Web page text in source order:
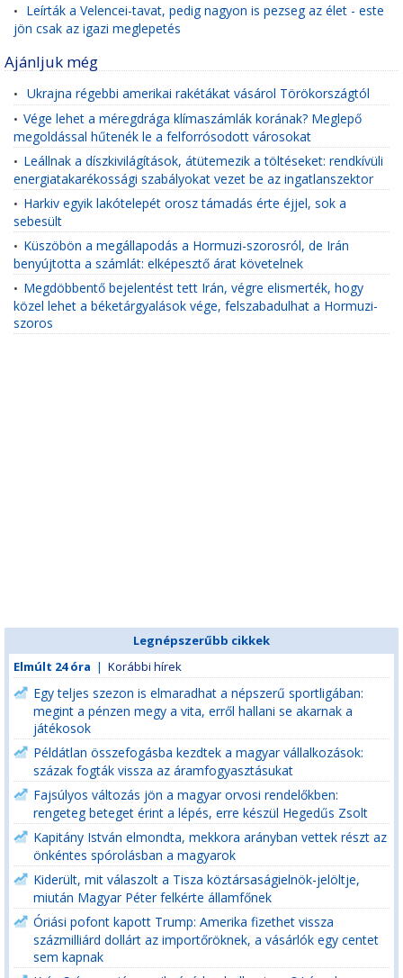
• Leírták a Velencei-tavat, pedig nagyon is pezseg az élet - este
jön csak az igazi meglepetés
Ajánljuk még
• Ukrajna régebbi amerikai rakétákat vásárol Törökországtól
• Vége lehet a méregdrága klímaszámlák korának? Meglepő
megoldással hűtenék le a felforrósodott városokat
• Leállnak a díszkivilágítások, átütemezik a töltéseket: rendkívüli
energiatakarékossági szabályokat vezet be az ingatlanszektor
• Harkiv egyik lakótelepét orosz támadás érte éjjel, sok a
sebesült
• Küszöbön a megállapodás a Hormuzi-szorosról, de Irán
benyújtotta a számlát: elképesztő árat követelnek
• Megdöbbentő bejelentést tett Irán, végre elismerték, hogy
közel lehet a béketárgyalások vége, felszabadulhat a Hormuzi-
szoros
Legnépszerűbb cikkek
Elmúlt 24 óra | Korábbi hírek
Egy teljes szezon is elmaradhat a népszerű sportligában:
megint a pénzen megy a vita, erről hallani se akarnak a
játékosok
Példátlan összefogásba kezdtek a magyar vállalkozások:
százak fogták vissza az áramfogyasztásukat
Fajsúlyos változás jön a magyar orvosi rendelőkben:
rengeteg beteget érint a lépés, erre készül Hegedűs Zsolt
Kapitány István elmondta, mekkora arányban vettek részt az
önkéntes spórolásban a magyarok
Kiderült, mit válaszolt a Tisza köztársaságielnök-jelöltje,
miután Magyar Péter felkérte államfőnek
Óriási pofont kapott Trump: Amerika fizethet vissza
százmilliárd dollárt az importőröknek, a vásárlók egy centet
sem kapnak